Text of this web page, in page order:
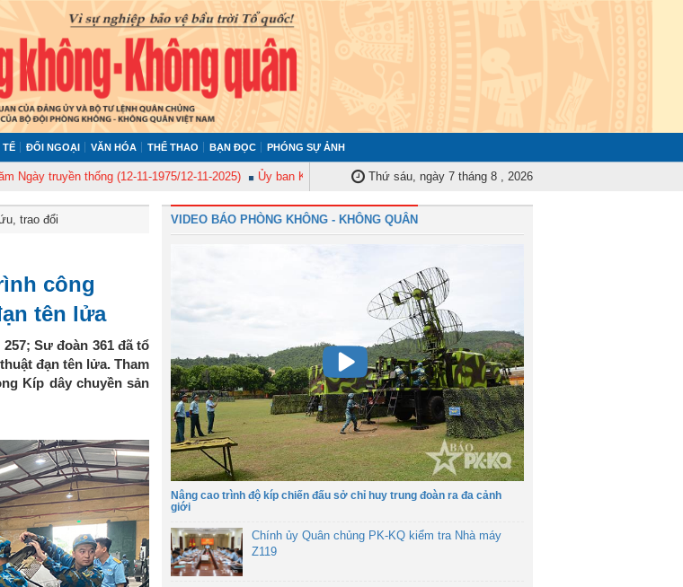
TẾ ĐỐI NGOẠI VĂN HÓA THỂ THAO BẠN ĐỌC PHÓNG SỰ ẢNH
truyền thống (12-11-1975/12-11-2025) Ủy ban Kiểm tra Quân ủy Trung ương tập huấn nghiệp vụ công tác kiểm tra, giám sát
Thứ sáu, ngày 7 tháng 8 , 2026
trao đổi
công
tên lửa
Sư đoàn 361 đã tổ
đạn tên lửa. Tham
Kíp dây chuyền sản
VIDEO BÁO PHÒNG KHÔNG - KHÔNG QUÂN
Nâng cao trình độ kíp chiến đấu sở chỉ huy trung đoàn ra đa cảnh
giới
Chính ủy Quân chủng PK-KQ kiểm tra Nhà máy
Z119